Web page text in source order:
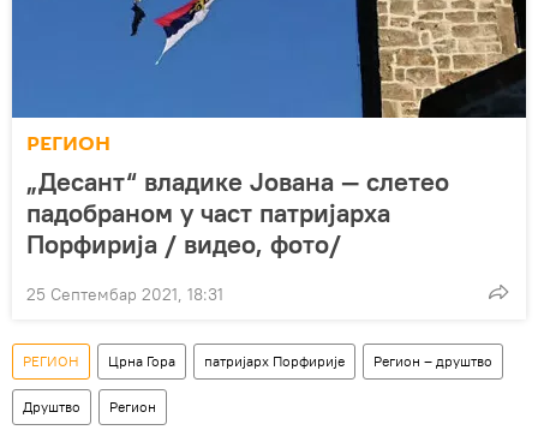
РЕГИОН
„Десант“ владике Јована — слетео
падобраном у част патријарха
Порфирија / видео, фото/
25 Септембар 2021, 18:31
РЕГИОН Црна Гора патријарх Порфирије Регион – друштво
Друштво Регион